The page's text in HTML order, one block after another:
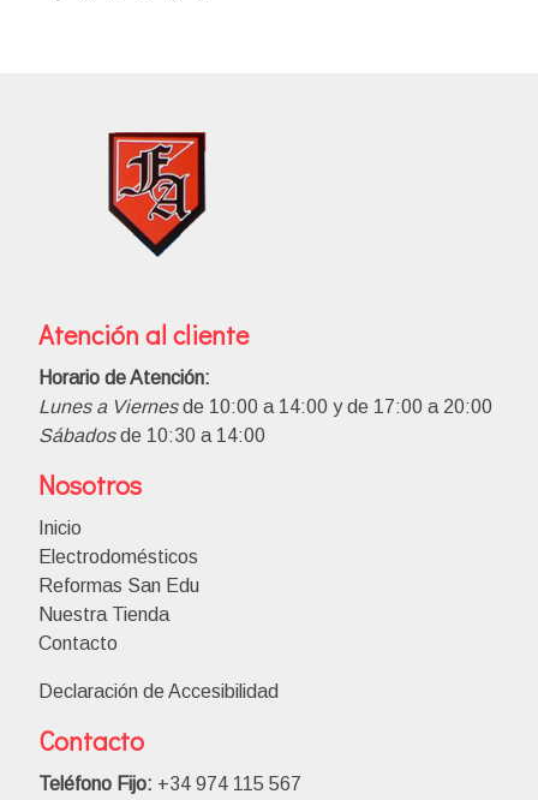
Atención al cliente
Horario de Atención:
Lunes a Viernesde 10:00 a 14:00 y de 17:00 a 20:00
Sábadosde 10:30 a 14:00
Nosotros
Inicio
Electrodomésticos
Reformas San Edu
Nuestra Tienda
Contacto
Declaración de Accesibilidad
Contacto
Teléfono Fijo: +34 974 115 567